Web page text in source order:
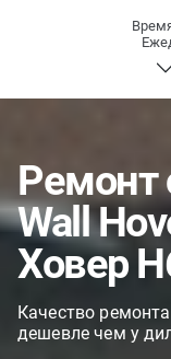
Ремонт
Wall
Ховер
Качество
дешевле чем у